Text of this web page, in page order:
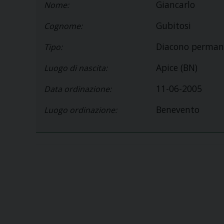
Nome: Giancarlo
Cognome: Gubitosi
Tipo: Diacono
Luogo di nascita: Apice (BN)
Data ordinazione: 11-06-2005
Luogo ordinazione: Benevento